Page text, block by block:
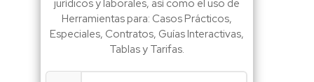
jurídicos y laborales, así como el uso de
Herramientas para: Casos Prácticos,
Especiales, Contratos, Guías Interactivas,
Tablas y Tarifas.